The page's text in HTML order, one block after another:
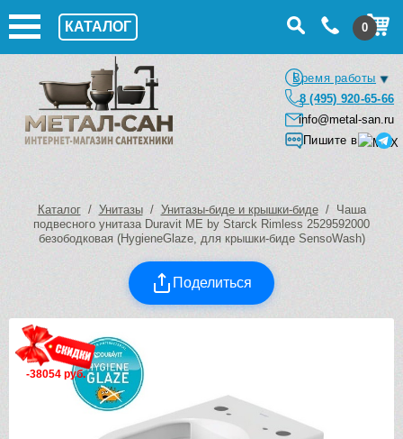
КАТАЛОГ 0
Время работы
8 (495) 920-65-66
info@metal-san.ru
Пишите в
Каталог/ Унитазы/ Унитазы-биде и крышки-биде/ Чаша
подвесного унитаза Duravit ME by Starck Rimless 2529592000
безободковая (HygieneGlaze, для крышки-биде SensoWash)
Поделиться
-38054 руб.